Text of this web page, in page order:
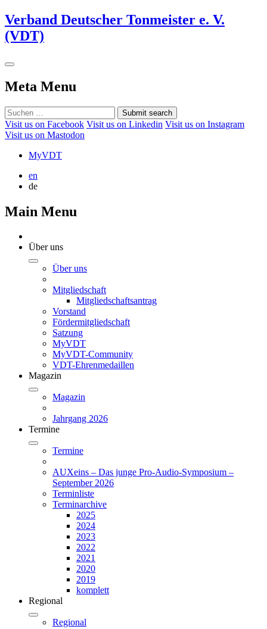
Verband Deutscher Tonmeister e. V.
(VDT)
Meta Menu
Submit search
Visit us on Facebook Visit us on Linkedin Visit us on Instagram
Visit us on Mastodon
MyVDT
en
de
Main Menu
Über uns
Über uns
Mitgliedschaft
Mitgliedschaftsantrag
Vorstand
Fördermitgliedschaft
Satzung
MyVDT
MyVDT-Community
VDT-Ehrenmedaillen
Magazin
Magazin
Jahrgang 2026
Termine
Termine
AUXeins – Das junge Pro-Audio-Symposium –
September 2026
Terminliste
Terminarchive
2025
2024
2023
2022
2021
2020
2019
komplett
Regional
Regional